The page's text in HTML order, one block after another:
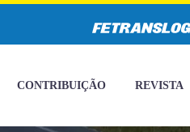
CONTRIBUIÇÃO REVISTA